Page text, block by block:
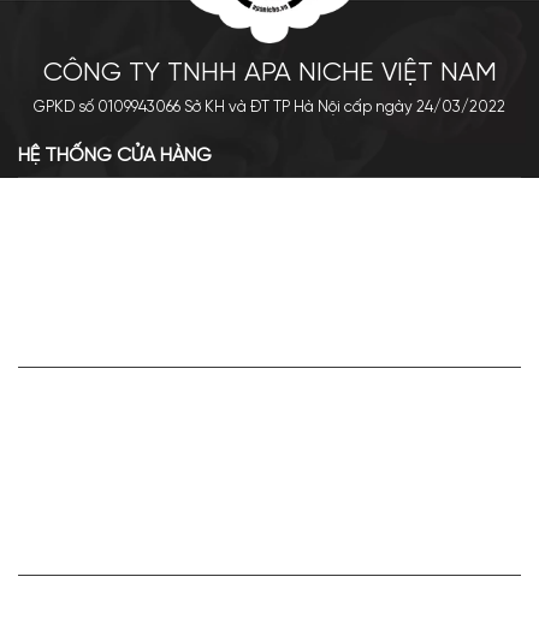
CÔNG TY TNHH APA NICHE VIỆT NAM
GPKD số 0109943066 Sở KH và ĐT TP Hà Nội cấp ngày 24/03/2022
HỆ THỐNG CỬA HÀNG